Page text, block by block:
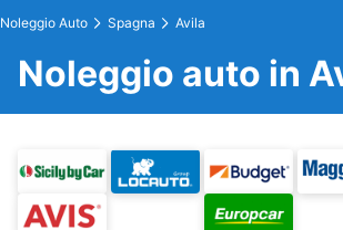
Noleggio Auto Spagna Avila
Noleggio auto in